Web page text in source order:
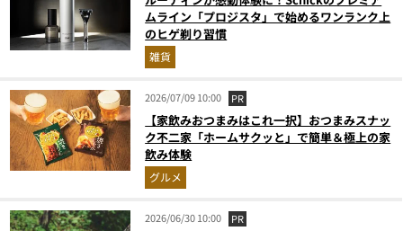
ムライン「プロジスタ」で始めるワンランク上
のヒゲ剃り習慣
雑貨
2026/07/09 10:00 PR
【家飲みおつまみはこれ一択】おつまみスナッ
ク不二家「ホームサクッと」で簡単＆極上の家
飲み体験
グルメ
2026/06/30 10:00 PR